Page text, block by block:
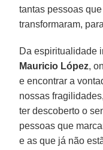
tantas pessoas
transformaram,
Da espiritualidade
Mauricio López,
e encontrar a
nossas
ter descoberto o
pessoas que
e as que já não